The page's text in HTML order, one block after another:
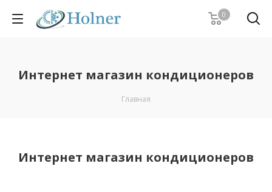
0
Интернет магазин кондиционеров
Главная
Интернет магазин кондиционеров